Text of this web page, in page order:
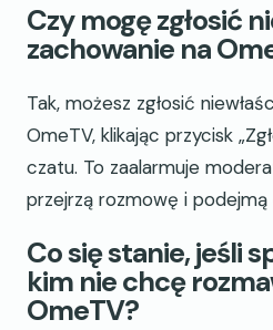
Czy mogę zgłosić
zachowanie na
Tak, możesz zgłosić
OmeTV, klikając przycisk
czatu. To zaalarmuje
przejrzą rozmowę i podejmą
Co się stanie, jeśli
kim nie chcę
OmeTV?